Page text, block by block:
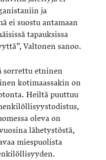
ja
ei suostu antamaan
tapauksissa
Valtonen sanoo.
sorrettu etninen
kotimaassakin on
Heiltä puuttuu
oleva on
lähetystöstä,
miespuolista